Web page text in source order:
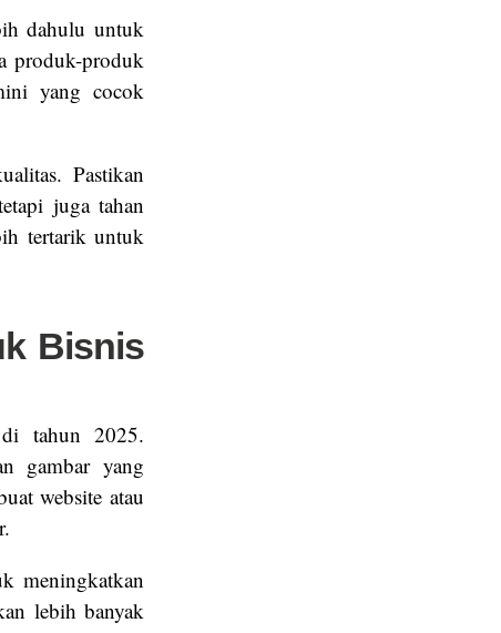
dahulu untuk
produk-produk
yang cocok
Pastikan
juga tahan
tertarik untuk
Bisnis
tahun 2025.
gambar yang
website atau
meningkatkan
lebih banyak